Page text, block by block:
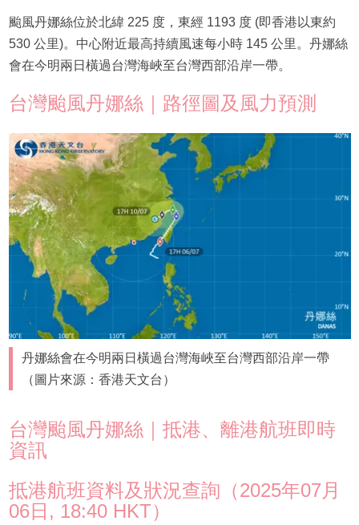
颱風丹娜絲位於北緯 225 度，東經 1193 度 (即香港以東約
530 公里)。中心附近最高持續風速每小時 145 公里。丹娜絲
會在今明兩日橫過台灣海峽至台灣西部沿岸一帶。
台灣颱風丹娜絲｜路徑圖及風力預測
丹娜絲會在今明兩日橫過台灣海峽至台灣西部沿岸一帶
（圖片來源：香港天文台）
台灣颱風丹娜絲｜抵港、離港航班即時
資訊
抵港航班資料及狀況查詢（2025年07月
06日, 18:40 HKT）